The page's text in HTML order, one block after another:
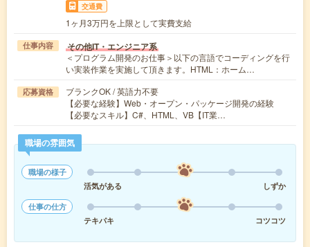
交通費
1ヶ月3万円を上限として実費支給
仕事内容 その他IT・エンジニア系
＜プログラム開発のお仕事＞以下の言語でコーディングを行
い実装作業を実施して頂きます。HTML：ホーム…
応募資格
ブランクOK / 英語力不要
【必要な経験】Web・オープン・パッケージ開発の経験
【必要なスキル】C#、HTML、VB【IT業…
職場の雰囲気
職場の様子
活気がある
しずか
仕事の仕方
テキパキ
コツコツ